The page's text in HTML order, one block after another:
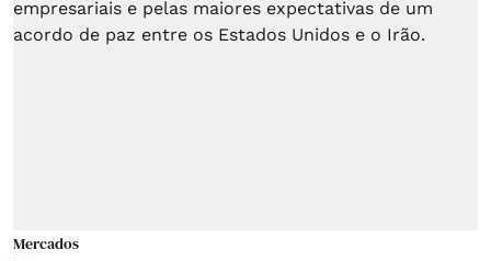
Mercados